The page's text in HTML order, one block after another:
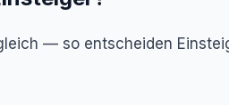
— so entscheiden